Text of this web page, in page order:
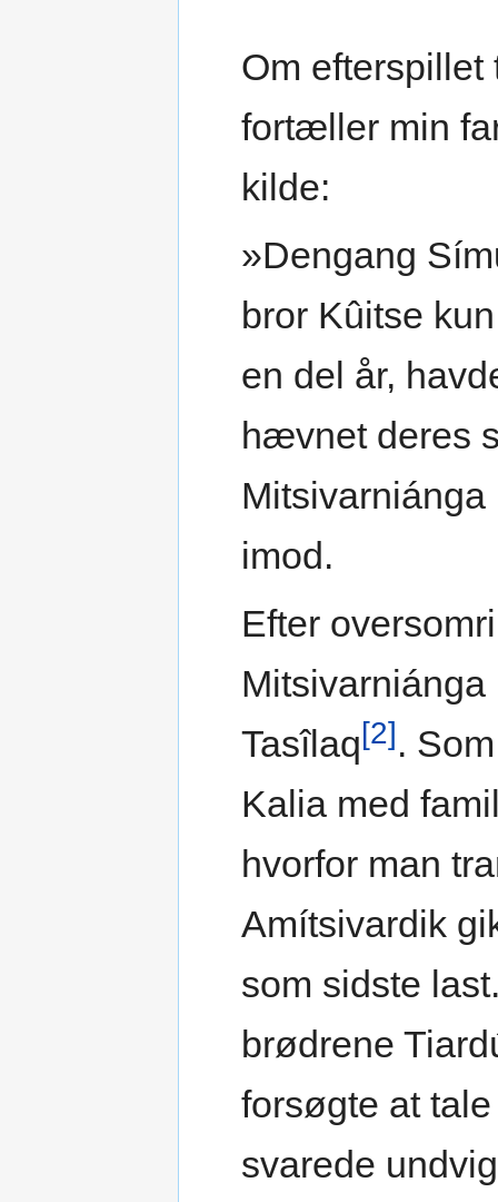
Om
fortæller min
kilde:
»Dengang
bror Kûitse
en del år,
hævnet deres
imod.
Efter
Tasîlaq[2].
Kalia med
hvorfor man
Amítsivardik
som sidste
brødrene
forsøgte at
svarede